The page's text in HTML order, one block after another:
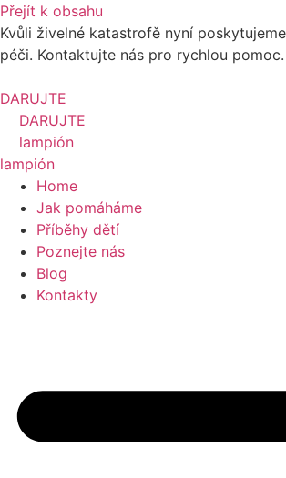
Přejít k obsahu
Kvůli živelné katastrofě nyní
péči. Kontaktujte nás pro rychlou pomoc.
DARUJTE
DARUJTE
lampión
lampión
Home
Jak pomáháme
Příběhy dětí
Poznejte nás
Blog
Kontakty